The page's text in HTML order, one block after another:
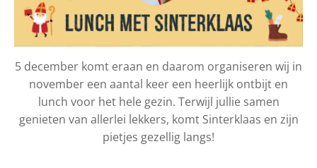
5 december komt eraan en daarom organiseren wij in
november een aantal keer een heerlijk ontbijt en
lunch voor het hele gezin. Terwijl jullie samen
genieten van allerlei lekkers, komt Sinterklaas en zijn
pietjes gezellig langs!